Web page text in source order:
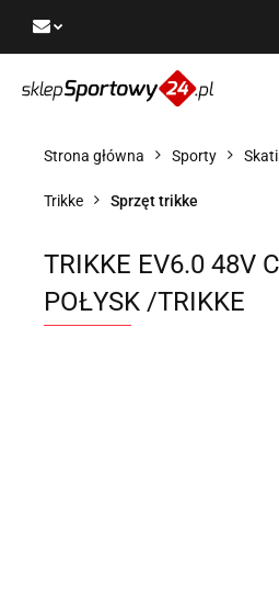
Strona główna Sporty
Trikke Sprzęt trikke
TRIKKE EV6.0 48V
POŁYSK /TRIKKE